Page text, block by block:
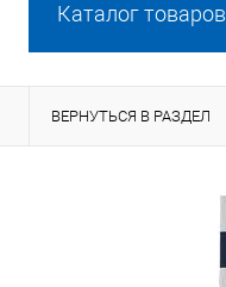
Каталог товаров
ВЕРНУТЬСЯ В РАЗДЕЛ